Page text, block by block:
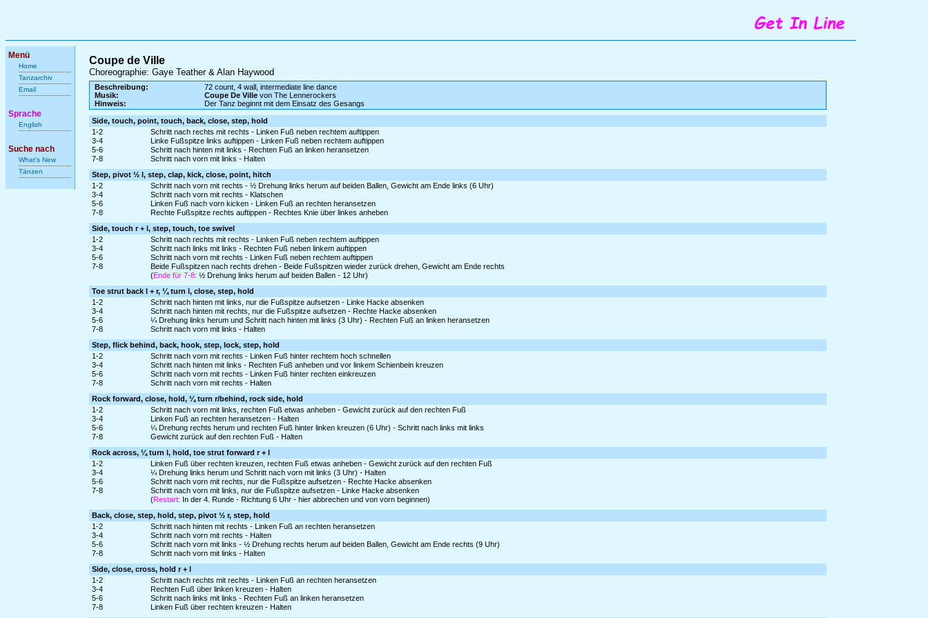
Menü
Home
Tanzarchiv
Email
Sprache
English
Suche nach
What's New
Tänzen
Coupe de Ville
Choreographie: Gaye Teather & Alan Haywood
Beschreibung:
72 count, 4 wall, intermediate line dance
Musik:
Coupe De Ville von The Lennerockers
Hinweis:
Der Tanz beginnt mit dem Einsatz des Gesangs
Side, touch, point, touch, back, close, step, hold
1-2
Schritt nach rechts mit rechts - Linken Fuß neben rechtem auftippen
3-4
Linke Fußspitze links auftippen - Linken Fuß neben rechtem auftippen
5-6
Schritt nach hinten mit links - Rechten Fuß an linken heransetzen
7-8
Schritt nach vorn mit links - Halten
Step, pivot ½ l, step, clap, kick, close, point, hitch
1-2
Schritt nach vorn mit rechts - ½ Drehung links herum auf beiden Ballen, Gewicht am Ende links (6 Uhr)
3-4
Schritt nach vorn mit rechts - Klatschen
5-6
Linken Fuß nach vorn kicken - Linken Fuß an rechten heransetzen
7-8
Rechte Fußspitze rechts auftippen - Rechtes Knie über linkes anheben
Side, touch r + l, step, touch, toe swivel
1-2
Schritt nach rechts mit rechts - Linken Fuß neben rechtem auftippen
3-4
Schritt nach links mit links - Rechten Fuß neben linkem auftippen
5-6
Schritt nach vorn mit rechts - Linken Fuß neben rechtem auftippen
7-8
Beide Fußspitzen nach rechts drehen - Beide Fußspitzen wieder zurück drehen, Gewicht am Ende rechts
(Ende für 7-8: ½ Drehung links herum auf beiden Ballen - 12 Uhr)
Toe strut back l + r, ¼ turn l, close, step, hold
1-2
Schritt nach hinten mit links, nur die Fußspitze aufsetzen - Linke Hacke absenken
3-4
Schritt nach hinten mit rechts, nur die Fußspitze aufsetzen - Rechte Hacke absenken
5-6
¼ Drehung links herum und Schritt nach hinten mit links (3 Uhr) - Rechten Fuß an linken heransetzen
7-8
Schritt nach vorn mit links - Halten
Step, flick behind, back, hook, step, lock, step, hold
1-2
Schritt nach vorn mit rechts - Linken Fuß hinter rechtem hoch schnellen
3-4
Schritt nach hinten mit links - Rechten Fuß anheben und vor linkem Schienbein kreuzen
5-6
Schritt nach vorn mit rechts - Linken Fuß hinter rechten einkreuzen
7-8
Schritt nach vorn mit rechts - Halten
Rock forward, close, hold, ¼ turn r/behind, rock side, hold
1-2
Schritt nach vorn mit links, rechten Fuß etwas anheben - Gewicht zurück auf den rechten Fuß
3-4
Linken Fuß an rechten heransetzen - Halten
5-6
¼ Drehung rechts herum und rechten Fuß hinter linken kreuzen (6 Uhr) - Schritt nach links mit links
7-8
Gewicht zurück auf den rechten Fuß - Halten
Rock across, ¼ turn l, hold, toe strut forward r + l
1-2
Linken Fuß über rechten kreuzen, rechten Fuß etwas anheben - Gewicht zurück auf den rechten Fuß
3-4
¼ Drehung links herum und Schritt nach vorn mit links (3 Uhr) - Halten
5-6
Schritt nach vorn mit rechts, nur die Fußspitze aufsetzen - Rechte Hacke absenken
7-8
Schritt nach vorn mit links, nur die Fußspitze aufsetzen - Linke Hacke absenken
(Restart: In der 4. Runde - Richtung 6 Uhr - hier abbrechen und von vorn beginnen)
Back, close, step, hold, step, pivot ½ r, step, hold
1-2
Schritt nach hinten mit rechts - Linken Fuß an rechten heransetzen
3-4
Schritt nach vorn mit rechts - Halten
5-6
Schritt nach vorn mit links - ½ Drehung rechts herum auf beiden Ballen, Gewicht am Ende rechts (9 Uhr)
7-8
Schritt nach vorn mit links - Halten
Side, close, cross, hold r + l
1-2
Schritt nach rechts mit rechts - Linken Fuß an rechten heransetzen
3-4
Rechten Fuß über linken kreuzen - Halten
5-6
Schritt nach links mit links - Rechten Fuß an linken heransetzen
7-8
Linken Fuß über rechten kreuzen - Halten